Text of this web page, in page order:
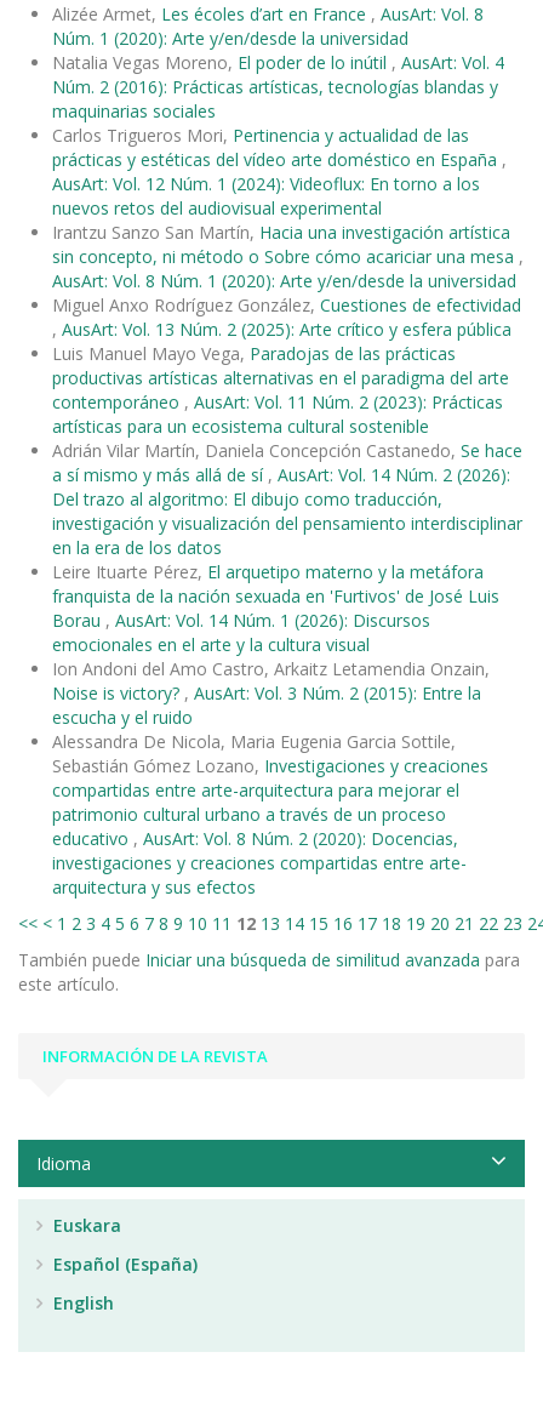
Alizée Armet, Les écoles d’art en France , AusArt: Vol. 8
Núm. 1 (2020): Arte y/en/desde la universidad
Natalia Vegas Moreno, El poder de lo inútil , AusArt: Vol. 4
Núm. 2 (2016): Prácticas artísticas, tecnologías blandas y
maquinarias sociales
Carlos Trigueros Mori, Pertinencia y actualidad de las
prácticas y estéticas del vídeo arte doméstico en España ,
AusArt: Vol. 12 Núm. 1 (2024): Videoflux: En torno a los
nuevos retos del audiovisual experimental
Irantzu Sanzo San Martín, Hacia una investigación artística
sin concepto, ni método o Sobre cómo acariciar una mesa ,
AusArt: Vol. 8 Núm. 1 (2020): Arte y/en/desde la universidad
Miguel Anxo Rodríguez González, Cuestiones de efectividad
, AusArt: Vol. 13 Núm. 2 (2025): Arte crítico y esfera pública
Luis Manuel Mayo Vega, Paradojas de las prácticas
productivas artísticas alternativas en el paradigma del arte
contemporáneo , AusArt: Vol. 11 Núm. 2 (2023): Prácticas
artísticas para un ecosistema cultural sostenible
Adrián Vilar Martín, Daniela Concepción Castanedo, Se hace
a sí mismo y más allá de sí , AusArt: Vol. 14 Núm. 2 (2026):
Del trazo al algoritmo: El dibujo como traducción,
investigación y visualización del pensamiento interdisciplinar
en la era de los datos
Leire Ituarte Pérez, El arquetipo materno y la metáfora
franquista de la nación sexuada en 'Furtivos' de José Luis
Borau , AusArt: Vol. 14 Núm. 1 (2026): Discursos
emocionales en el arte y la cultura visual
Ion Andoni del Amo Castro, Arkaitz Letamendia Onzain,
Noise is victory? , AusArt: Vol. 3 Núm. 2 (2015): Entre la
escucha y el ruido
Alessandra De Nicola, Maria Eugenia Garcia Sottile,
Sebastián Gómez Lozano, Investigaciones y creaciones
compartidas entre arte-arquitectura para mejorar el
patrimonio cultural urbano a través de un proceso
educativo , AusArt: Vol. 8 Núm. 2 (2020): Docencias,
investigaciones y creaciones compartidas entre arte-
arquitectura y sus efectos
<< < 1 2 3 4 5 6 7 8 9 10 11 12 13 14 15 16 17 18 19 20 21 22 23
También puede Iniciar una búsqueda de similitud avanzada para
este artículo.
INFORMACIÓN DE LA REVISTA
Idioma
Euskara
Español (España)
English